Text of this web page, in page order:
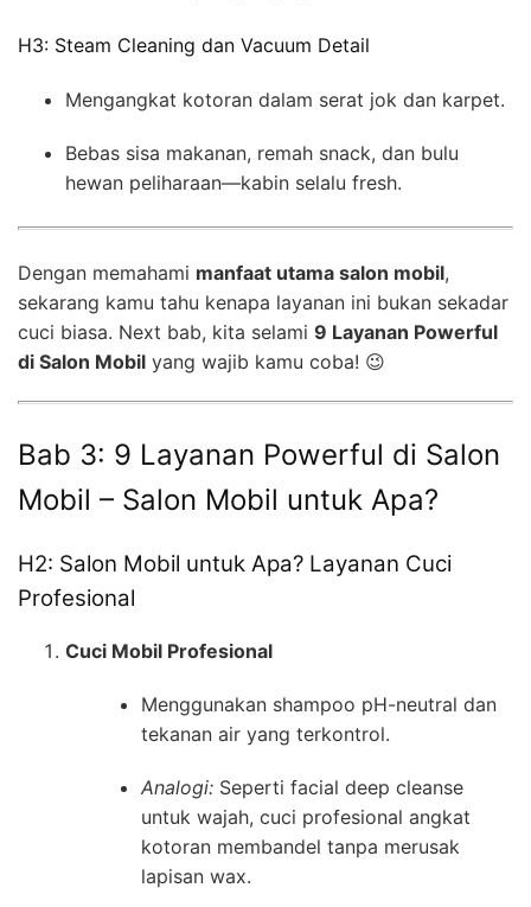
H3: Steam Cleaning dan Vacuum Detail
Mengangkat kotoran dalam serat jok dan karpet.
Bebas sisa makanan, remah snack, dan bulu
hewan peliharaan—kabin selalu fresh.
Dengan memahami manfaat utama salon mobil,
sekarang kamu tahu kenapa layanan ini bukan sekadar
cuci biasa. Next bab, kita selami 9 Layanan Powerful
di Salon Mobil yang wajib kamu coba! 😉
Bab 3: 9 Layanan Powerful di Salon
Mobil – Salon Mobil untuk Apa?
H2: Salon Mobil untuk Apa? Layanan Cuci
Profesional
Cuci Mobil Profesional
Menggunakan shampoo pH-neutral dan
tekanan air yang terkontrol.
Analogi: Seperti facial deep cleanse
untuk wajah, cuci profesional angkat
kotoran membandel tanpa merusak
lapisan wax.